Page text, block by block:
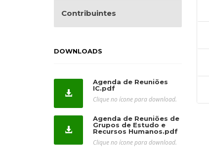
Contribuintes
DOWNLOADS
Agenda de Reuniões
IC.pdf
Clique no ícone para download.
Agenda de Reuniões de
Grupos de Estudo e
Recursos Humanos.pdf
Clique no ícone para download.